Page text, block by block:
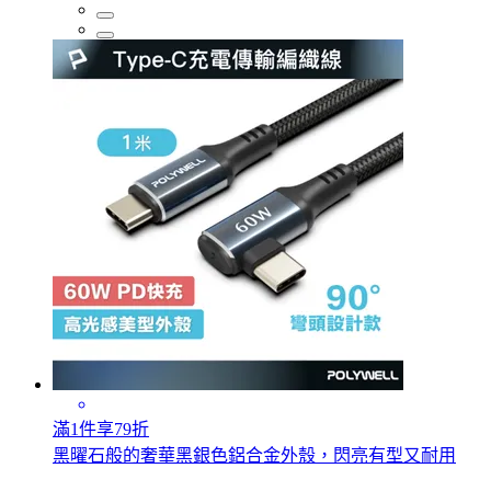
滿1件享79折
黑曜石般的奢華黑銀色鋁合金外殼，閃亮有型又耐用